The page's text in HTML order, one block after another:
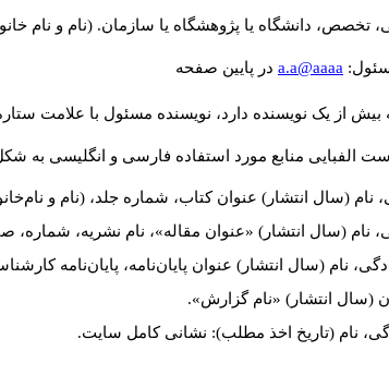
تخصص، دانشگاه یا پژوهشگاه یا سازمان. (نام و نام
a.a@aaaa در پايين صفحه
بیش از یک نویسنده دارد، نویسنده مسئول با علامت
الفبایی منابع مورد استفاده فارسی و انگلیسی به
نام (سال انتشار) عنوان کتاب، شماره جلد، (نام و
نام (سال انتشار) «عنوان مقاله»، نام نشریه، شماره،
نام (سال انتشار) عنوان پایان‌نامه، پایان‌نامه
(سال انتشار) «نام گزارش».
نام (تاریخ اخذ مطلب): نشانی کامل سایت.